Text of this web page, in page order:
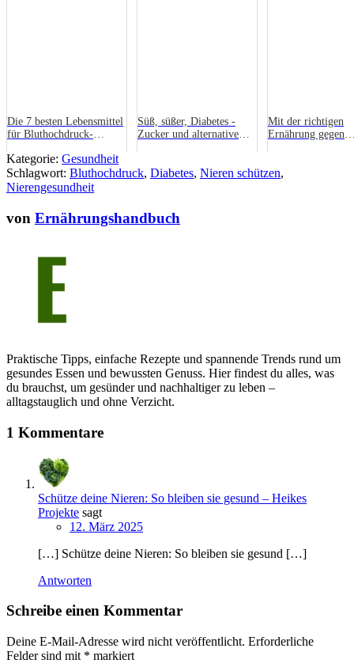
Die 7 besten Lebensmittel
für Bluthochdruck-
Süß, süßer, Diabetes -
Zucker und alternative
Mit der richtigen
Ernährung gegen
Volkskrankheit
Kategorie: Gesundheit
Schlagwort: Bluthochdruck, Diabetes, Nieren schützen,
Nierengesundheit
von Ernährungshandbuch
Praktische Tipps, einfache Rezepte und spannende Trends rund um
gesundes Essen und bewussten Genuss. Hier findest du alles, was
du brauchst, um gesünder und nachhaltiger zu leben –
alltagstauglich und ohne Verzicht.
1 Kommentare
Schütze deine Nieren: So bleiben sie gesund – Heikes
Projekte sagt
12. März 2025
[…] Schütze deine Nieren: So bleiben sie gesund […]
Antworten
Schreibe einen Kommentar
Deine E-Mail-Adresse wird nicht veröffentlicht. Erforderliche
Felder sind mit * markiert